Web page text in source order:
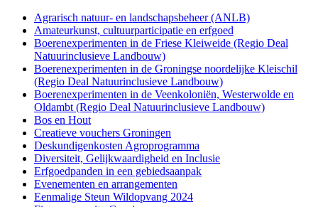
Agrarisch natuur- en landschapsbeheer (ANLB)
Amateurkunst, cultuurparticipatie en erfgoed
Boerenexperimenten in de Friese Kleiweide (Regio Deal
Natuurinclusieve Landbouw)
Boerenexperimenten in de Groningse noordelijke Kleischil
(Regio Deal Natuurinclusieve Landbouw)
Boerenexperimenten in de Veenkoloniën, Westerwolde en
Oldambt (Regio Deal Natuurinclusieve Landbouw)
Bos en Hout
Creatieve vouchers Groningen
Deskundigenkosten Agroprogramma
Diversiteit, Gelijkwaardigheid en Inclusie
Erfgoedpanden in een gebiedsaanpak
Evenementen en arrangementen
Eenmalige Steun Wildopvang 2024